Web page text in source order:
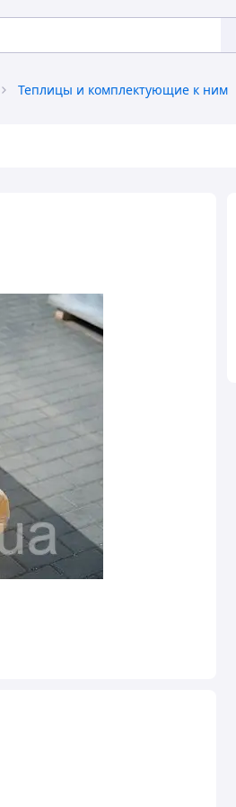
Теплицы и комплектующие к ним